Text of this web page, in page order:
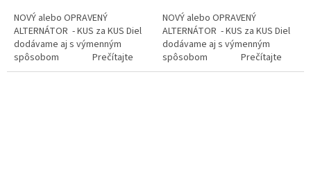
NOVÝ alebo OPRAVENÝ
ALTERNÁTOR - KUS za KUS Diel
dodávame aj s výmenným
spôsobom Prečítajte
si ako...
NOVÝ alebo OPRAVENÝ
ALTERNÁTOR - KUS za KUS Diel
dodávame aj s výmenným
spôsobom Prečítajte
si ako...